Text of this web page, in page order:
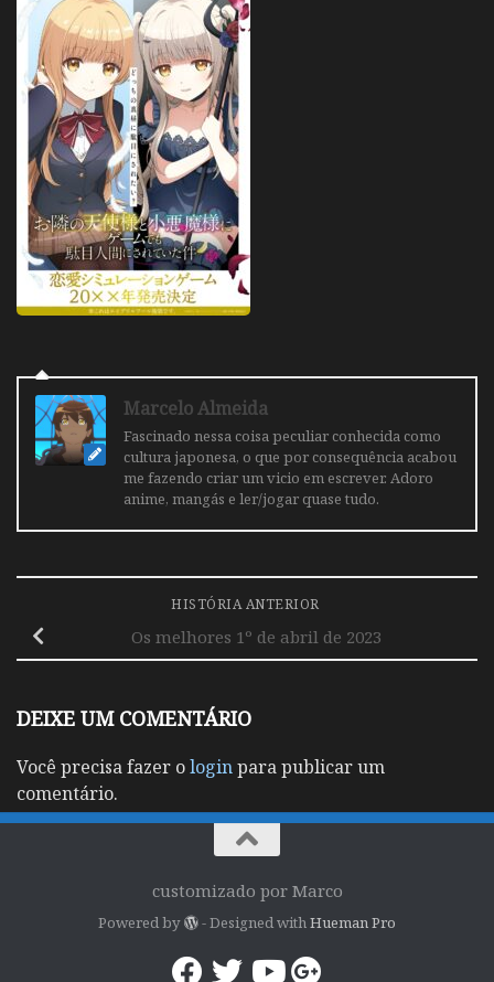
Marcelo Almeida
Fascinado nessa coisa peculiar conhecida como
cultura japonesa, o que por consequência acabou
me fazendo criar um vicio em escrever. Adoro
anime, mangás e ler/jogar quase tudo.
HISTÓRIA ANTERIOR
Os melhores 1º de abril de 2023
DEIXE UM COMENTÁRIO
Você precisa fazer ologinpara publicar um
comentário.
customizado por Marco
Powered by - Designed withHueman Pro